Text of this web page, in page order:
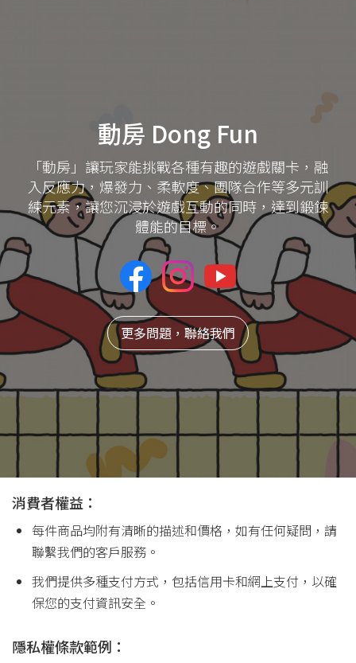
動房 Dong Fun
「動房」讓玩家能挑戰各種有趣的遊戲關卡，融
入反應力，爆發力、柔軟度、團隊合作等多元訓
練元素，讓您沉浸於遊戲互動的同時，達到鍛鍊
體能的目標。
更多問題，聯絡我們
消費者權益：
每件商品均附有清晰的描述和價格，如有任何疑問，請
聯繫我們的客戶服務。
我們提供多種支付方式，包括信用卡和網上支付，以確
保您的支付資訊安全。
隱私權條款範例：